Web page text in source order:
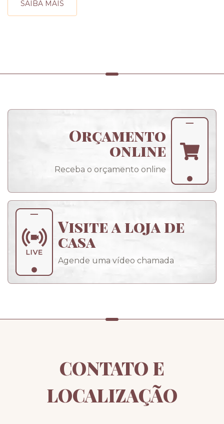
SAIBA MAIS
Orçamento
online
Receba o orçamento online
Visite a loja de
casa
Agende uma vídeo chamada
CONTATO E
LOCALIZAÇÃO